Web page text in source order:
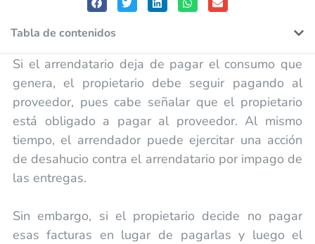
Tabla de contenidos
Si el arrendatario deja de pagar el consumo que
genera, el propietario debe seguir pagando al
proveedor, pues cabe señalar que el propietario
está obligado a pagar al proveedor. Al mismo
tiempo, el arrendador puede ejercitar una acción
de desahucio contra el arrendatario por impago de
las entregas.
Sin embargo, si el propietario decide no pagar
esas facturas en lugar de pagarlas y luego el